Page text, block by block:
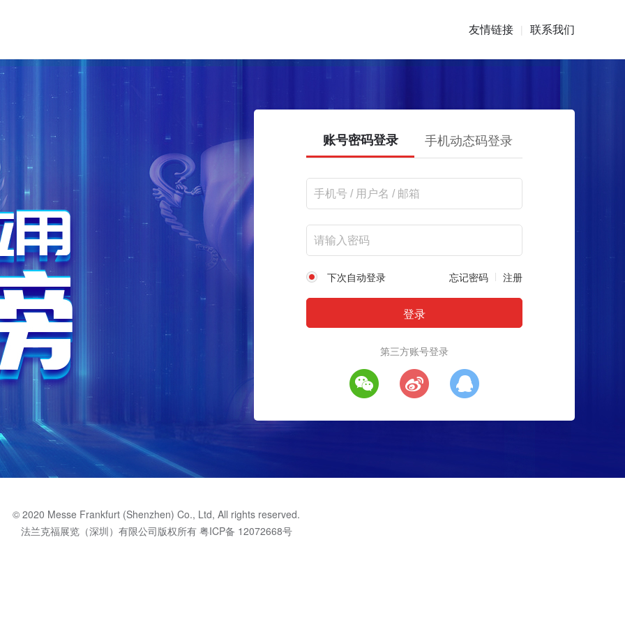
友情链接 | 联系我们
账号密码登录 手机动态码登录
下次自动登录 忘记密码 注册
第三方账号登录
© 2020 Messe Frankfurt (Shenzhen) Co., Ltd, All rights reserved.
法兰克福展览（深圳）有限公司版权所有 粤ICP备 12072668号